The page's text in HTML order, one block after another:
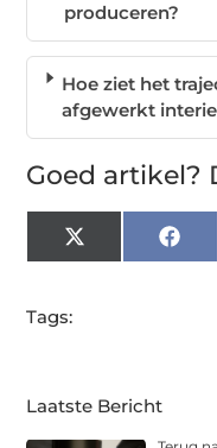
produceren?
Hoe ziet het
afgewerkt
Goed artikel?
X
(Twitter)
Tags:
Laatste Bericht